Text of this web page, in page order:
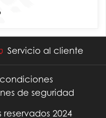
Servicio al cliente
de seguridad
2024